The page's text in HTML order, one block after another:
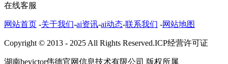
在线客服
网站首页 -关于我们-ai资讯-ai动态-联系我们 -网站地图
Copyright © 2013 - 2025 All Rights Reserved.ICP经营许可证
湖南bevictor伟德官网信息技术有限公司 版权所属